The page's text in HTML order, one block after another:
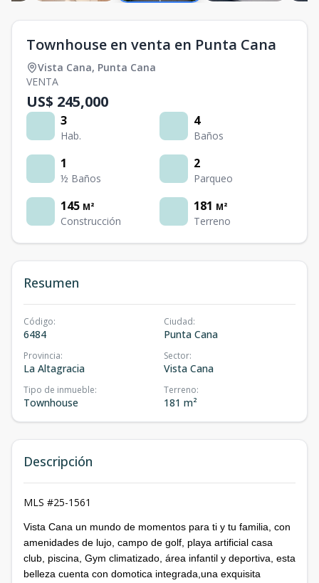
Townhouse en venta en Punta Cana
Vista Cana, Punta Cana
VENTA
US$ 245,000
3
Hab.
4
Baños
1
½ Baños
2
Parqueo
145 M²
Construcción
181 M²
Terreno
Resumen
Código:
6484
Ciudad:
Punta Cana
Provincia:
La Altagracia
Sector:
Vista Cana
Tipo de inmueble:
Townhouse
Terreno:
181 m²
Descripción
MLS #25-1561
Vista Cana un mundo de momentos para ti y tu familia, con
amenidades de lujo, campo de golf, playa artificial casa
club, piscina, Gym climatizado, área infantil y deportiva, esta
belleza cuenta con domotica integrada,una exquisita